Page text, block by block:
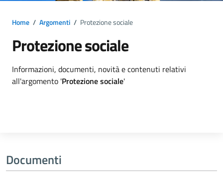
Home / Argomenti / Protezione sociale
Protezione sociale
Dettagli argomento
Informazioni, documenti, novità e contenuti relativi
all'argomento 'Protezione sociale'
Documenti